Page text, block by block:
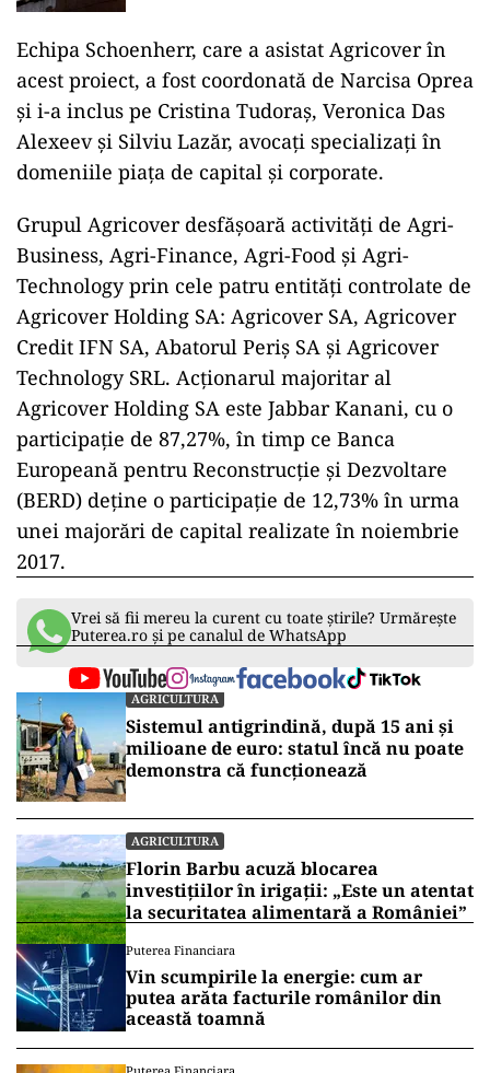
Echipa Schoenherr, care a asistat Agricover în
acest proiect, a fost coordonată de Narcisa Oprea
și i-a inclus pe Cristina Tudoraș, Veronica Das
Alexeev și Silviu Lazăr, avocați specializați în
domeniile piața de capital și corporate.
Grupul Agricover desfăşoară activităţi de Agri-
Business, Agri-Finance, Agri-Food şi Agri-
Technology prin cele patru entităţi controlate de
Agricover Holding SA: Agricover SA, Agricover
Credit IFN SA, Abatorul Periş SA şi Agricover
Technology SRL. Acţionarul majoritar al
Agricover Holding SA este Jabbar Kanani, cu o
participaţie de 87,27%, în timp ce Banca
Europeană pentru Reconstrucţie şi Dezvoltare
(BERD) deţine o participaţie de 12,73% în urma
unei majorări de capital realizate în noiembrie
2017.
Vrei să fii mereu la curent cu toate știrile? Urmărește
Puterea.ro și pe canalul de WhatsApp
AGRICULTURA
Sistemul antigrindină, după 15 ani și
milioane de euro: statul încă nu poate
demonstra că funcționează
AGRICULTURA
Florin Barbu acuză blocarea
investițiilor în irigații: „Este un atentat
la securitatea alimentară a României”
Puterea Financiara
Vin scumpirile la energie: cum ar
putea arăta facturile românilor din
această toamnă